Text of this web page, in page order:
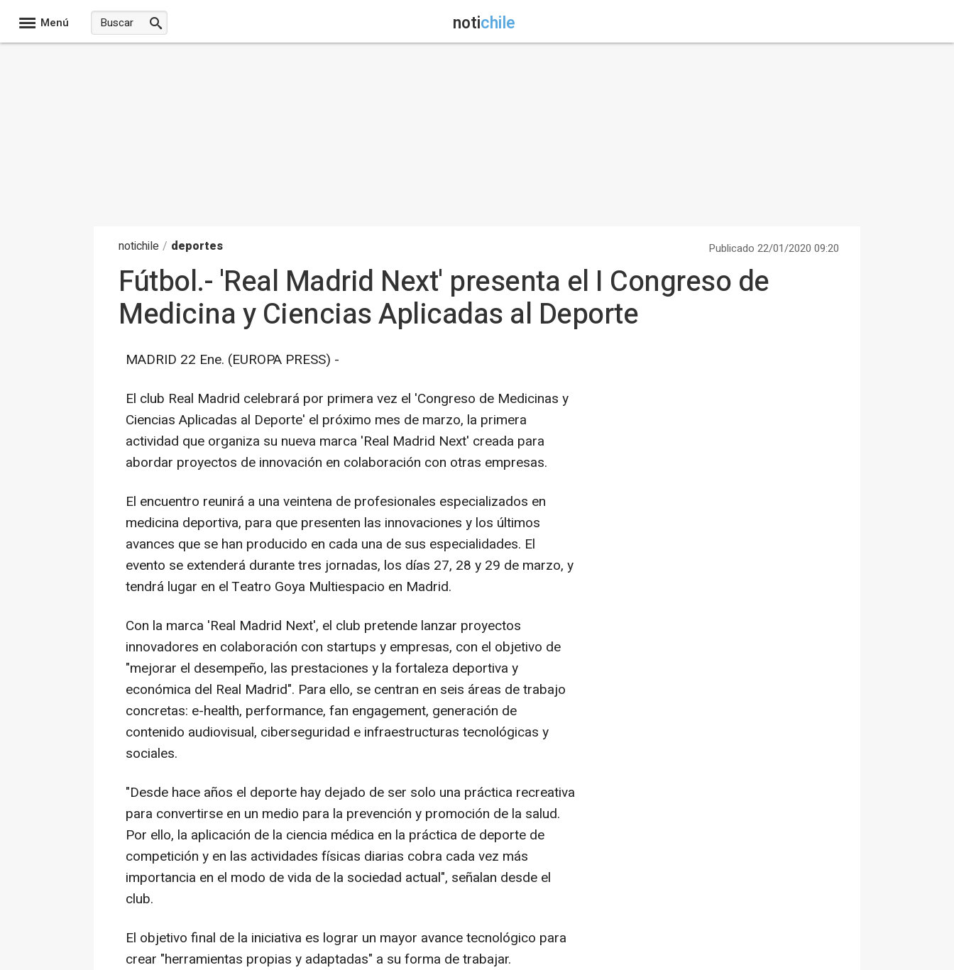
Menú notichile
notichile / deportes Publicado 22/01/2020 09:20
Fútbol.- 'Real Madrid Next' presenta el I Congreso de
Medicina y Ciencias Aplicadas al Deporte
MADRID 22 Ene. (EUROPA PRESS) -
El club Real Madrid celebrará por primera vez el 'Congreso de Medicinas y
Ciencias Aplicadas al Deporte' el próximo mes de marzo, la primera
actividad que organiza su nueva marca 'Real Madrid Next' creada para
abordar proyectos de innovación en colaboración con otras empresas.
El encuentro reunirá a una veintena de profesionales especializados en
medicina deportiva, para que presenten las innovaciones y los últimos
avances que se han producido en cada una de sus especialidades. El
evento se extenderá durante tres jornadas, los días 27, 28 y 29 de marzo, y
tendrá lugar en el Teatro Goya Multiespacio en Madrid.
Con la marca 'Real Madrid Next', el club pretende lanzar proyectos
innovadores en colaboración con startups y empresas, con el objetivo de
"mejorar el desempeño, las prestaciones y la fortaleza deportiva y
económica del Real Madrid". Para ello, se centran en seis áreas de trabajo
concretas: e-health, performance, fan engagement, generación de
contenido audiovisual, ciberseguridad e infraestructuras tecnológicas y
sociales.
"Desde hace años el deporte hay dejado de ser solo una práctica recreativa
para convertirse en un medio para la prevención y promoción de la salud.
Por ello, la aplicación de la ciencia médica en la práctica de deporte de
competición y en las actividades físicas diarias cobra cada vez más
importancia en el modo de vida de la sociedad actual", señalan desde el
club.
El objetivo final de la iniciativa es lograr un mayor avance tecnológico para
crear "herramientas propias y adaptadas" a su forma de trabajar.